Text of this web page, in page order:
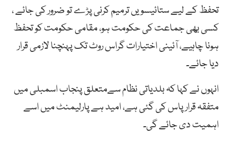
تحفظ کے لیے ستائیسویں ترمیم کرنی پڑے تو ضرور کی جائے ،
کسی بھی جماعت کی حکومت ہو، مقامی حکومت کو تحفظ
ہونا چاہیے، آئینی اختیارات گراس روٹ تک پہنچنا لازمی قرار
دیا جائے۔
انہوں نے کہا کہ بلدیاتی نظام سےمتعلق پنجاب اسمبلی میں
متفقہ قرار پاس کی گئی ہے، امید ہے پارلیمنٹ میں اسے
اہمیت دی جائے گی۔